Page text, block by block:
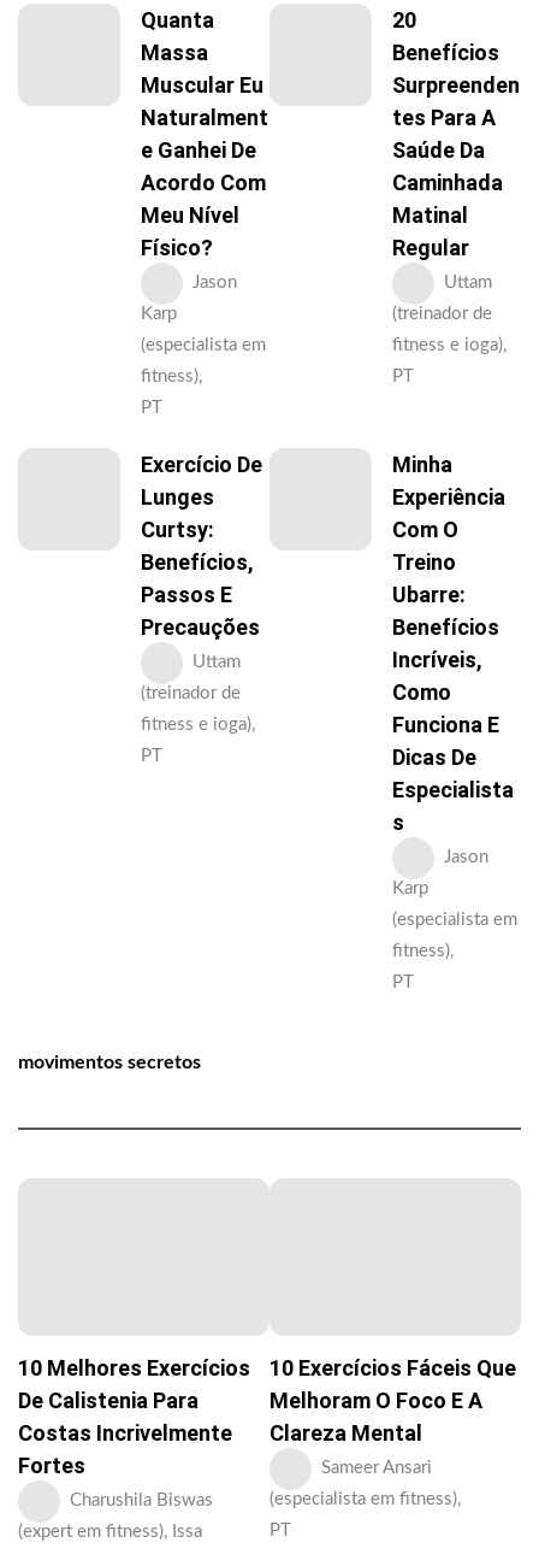
Quanta
Massa
Muscular Eu
Naturalment
E Ganhei De
Acordo Com
Meu Nível
Físico?
Jason
Karp
(especialista em
fitness),
PT
20
Benefícios
Surpreenden
Tes Para A
Saúde Da
Caminhada
Matinal
Regular
Uttam
(treinador de
fitness e ioga),
PT
Exercício De
Lunges
Curtsy:
Benefícios,
Passos E
Precauções
Uttam
(treinador de
fitness e ioga),
PT
Minha
Experiência
Com O
Treino
Ubarre:
Benefícios
Incríveis,
Como
Funciona E
Dicas De
Especialista
S
Jason
Karp
(especialista em
fitness),
PT
movimentos secretos
10 Melhores Exercícios
De Calistenia Para
Costas Incrivelmente
Fortes
Charushila Biswas
(expert em fitness), Issa
10 Exercícios Fáceis Que
Melhoram O Foco E A
Clareza Mental
Sameer Ansari
(especialista em fitness),
PT